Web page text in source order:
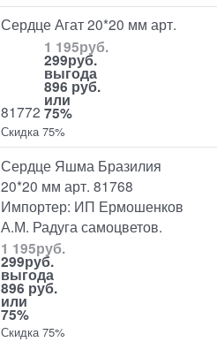
Сердце Агат 20*20 мм арт.
81772
1 195руб.
299руб.
выгода
896 руб.
или
75%
Скидка 75%
Сердце Яшма Бразилия
20*20 мм арт. 81768
Импортер: ИП Ермошенков
А.М. Радуга самоцветов.
1 195руб.
299руб.
выгода
896 руб.
или
75%
Скидка 75%